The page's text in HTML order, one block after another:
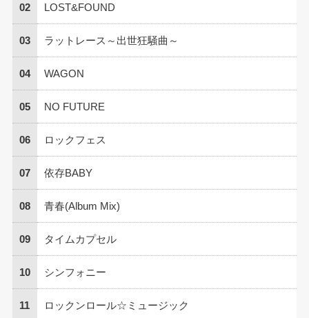
02 LOST&FOUND
03 ラットレース～出世狂騒曲～
04 WAGON
05 NO FUTURE
06 ロックフェス
07 依存BABY
08 青春(Album Mix)
09 タイムカプセル
10 シンフォニー
11 ロックンロール☆ミュージック